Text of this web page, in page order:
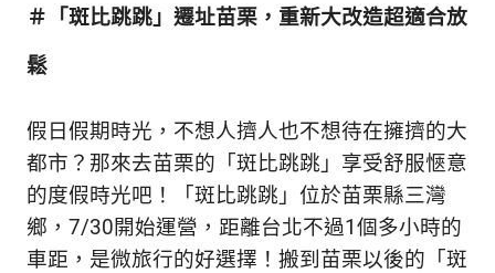
獵
新
容，
讓
獨
一
無
二
＃「斑比跳跳」遷址苗栗，重新大改造超適合放
鬆
假日假期時光，不想人擠人也不想待在擁擠的大
都市？那來去苗栗的「斑比跳跳」享受舒服愜意
的度假時光吧！「斑比跳跳」位於苗栗縣三灣
鄉，7/30開始運營，距離台北不過1個多小時的
車距，是微旅行的好選擇！搬到苗栗以後的「斑